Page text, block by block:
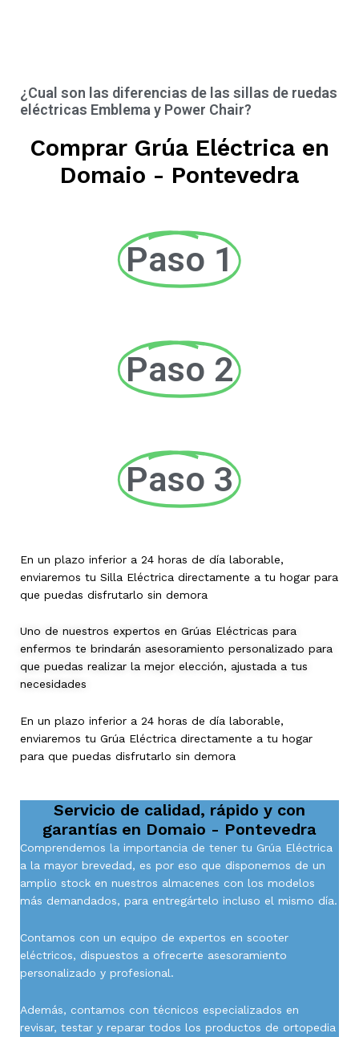
¿Cual son las diferencias de las sillas de ruedas
eléctricas Emblema y Power Chair?
Comprar Grúa Eléctrica en
Domaio - Pontevedra
Paso 1
Paso 2
Paso 3
En un plazo inferior a 24 horas de día laborable,
enviaremos tu Silla Eléctrica directamente a tu hogar para
que puedas disfrutarlo sin demora
Uno de nuestros expertos en Grúas Eléctricas para
enfermos te brindarán asesoramiento personalizado para
que puedas realizar la mejor elección, ajustada a tus
necesidades
En un plazo inferior a 24 horas de día laborable,
enviaremos tu Grúa Eléctrica directamente a tu hogar
para que puedas disfrutarlo sin demora
Servicio de calidad, rápido y con
garantías en Domaio - Pontevedra
Comprendemos la importancia de tener tu Grúa Eléctrica
a la mayor brevedad, es por eso que disponemos de un
amplio stock en nuestros almacenes con los modelos
más demandados, para entregártelo incluso el mismo día.
Contamos con un equipo de expertos en scooter
eléctricos, dispuestos a ofrecerte asesoramiento
personalizado y profesional.
Además, contamos con técnicos especializados en
revisar, testar y reparar todos los productos de ortopedia